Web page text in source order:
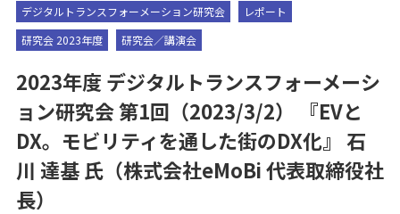
デジタルトランスフォーメーション研究会
レポート
研究会 2023年度
研究会／講演会
2023年度 デジタルトランスフォーメーシ
ョン研究会 第1回（2023/3/2） 『EVと
DX。モビリティを通した街のDX化』 石
川 達基 氏（株式会社eMoBi 代表取締役社
長）